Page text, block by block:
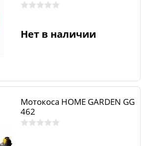
Нет в наличии
Мотокоса HOME GARDEN GG
462